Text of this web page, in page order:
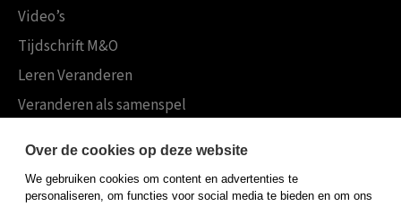
Video’s
Tijdschrift M&O
Leren Veranderen
Veranderen als samenspel
Koninklijke Boom uitgevers
Boom Psychologie
Over de cookies op deze website
We gebruiken cookies om content en advertenties te
personaliseren, om functies voor social media te bieden en om ons